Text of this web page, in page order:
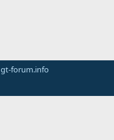
gt-forum.info